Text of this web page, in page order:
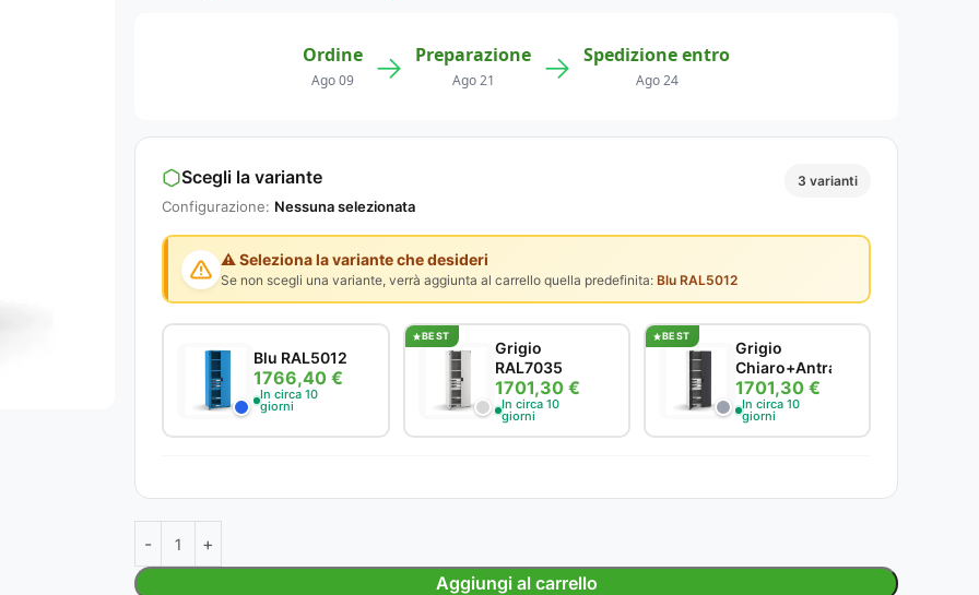
Ordine
Ago 09 → Preparazione
Ago 21 → Spedizione entro
Ago 24
Scegli la variante
Configurazione: Nessuna selezionata
3 varianti
⚠️ Seleziona la variante che desideri
Se non scegli una variante, verrà aggiunta al carrello quella predefinita: Blu RAL5012
Blu RAL5012
1766,40 €
In circa 10
giorni
BEST
Grigio
RAL7035
1701,30 €
In circa 10
giorni
BEST
Grigio
Chiaro+Antracite
1701,30 €
In circa 10
giorni
Aggiungi al carrello